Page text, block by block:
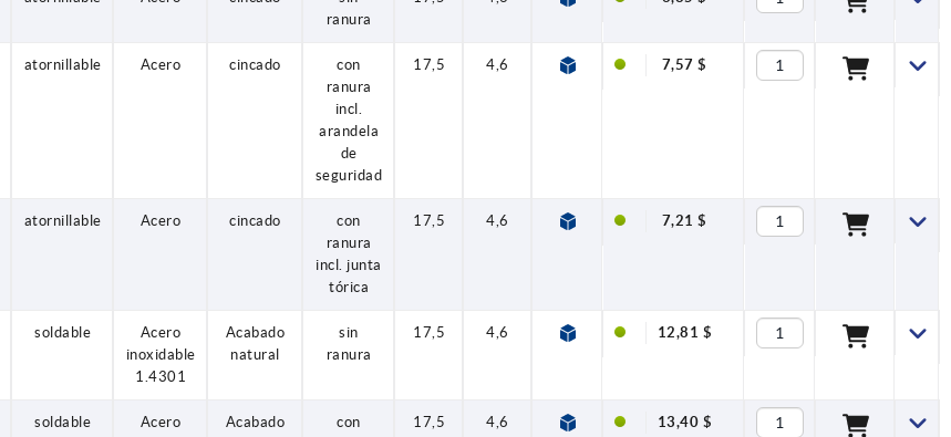
ranura
atornillable Acero cincado
con
ranura
incl.
arandela
de
seguridad
17,5 4,6 18 5 M4 78 20
7,57 $
atornillable Acero cincado
con
ranura
incl. junta
tórica
17,5 4,6 18 5 M4 78 20
7,21 $
soldable
Acero
inoxidable
1.4301
Acabado
natural
sin
ranura
17,5 4,6 18 5 — 75 —
12,81 $
soldable
Acero
Acabado
con
17,5 4,6 18 5 — 78 —
13,40 $